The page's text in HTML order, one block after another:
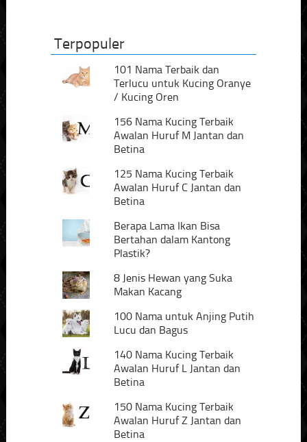
Terpopuler
101 Nama Terbaik dan
Terlucu untuk Kucing Oranye
/ Kucing Oren
156 Nama Kucing Terbaik
Awalan Huruf M Jantan dan
Betina
125 Nama Kucing Terbaik
Awalan Huruf C Jantan dan
Betina
Berapa Lama Ikan Bisa
Bertahan dalam Kantong
Plastik?
8 Jenis Hewan yang Suka
Makan Kacang
100 Nama untuk Anjing Putih
Lucu dan Bagus
140 Nama Kucing Terbaik
Awalan Huruf L Jantan dan
Betina
150 Nama Kucing Terbaik
Awalan Huruf Z Jantan dan
Betina